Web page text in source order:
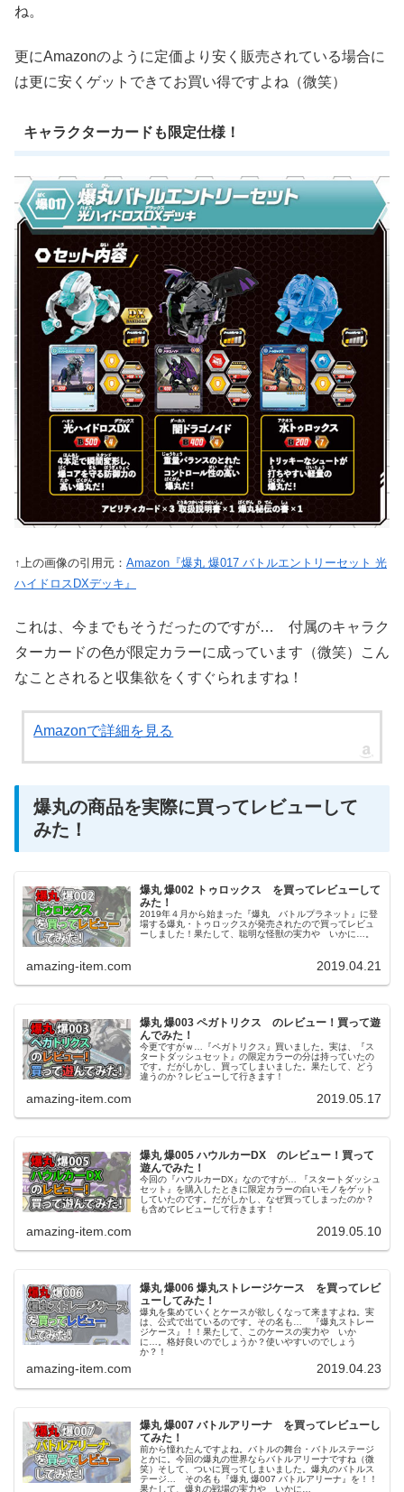
ね。
更にAmazonのように定価より安く販売されている場合に
は更に安くゲットできてお買い得ですよね（微笑）
キャラクターカードも限定仕様！
↑上の画像の引用元： Amazon『爆丸 爆017 バトルエントリーセット 光
ハイドロスDXデッキ』
これは、今までもそうだったのですが… 付属のキャラク
ターカードの色が限定カラーに成っています（微笑）こん
なことされると収集欲をくすぐられますね！
Amazonで詳細を見る
爆丸の商品を実際に買ってレビューして
みた！
爆丸 爆002 トゥロックス を買ってレビューして
みた！
2019年４月から始まった『爆丸 バトルプラネット』に登
場する爆丸・トゥロックスが発売されたので買ってレビュ
ーしました！果たして、聡明な怪獣の実力や いかに…。
amazing-item.com 2019.04.21
爆丸 爆003 ペガトリクス のレビュー！買って遊
んでみた！
今更ですがｗ…『ペガトリクス』買いました。実は、『ス
タートダッシュセット』の限定カラーの分は持っていたの
です。だがしかし、買ってしまいました。果たして、どう
違うのか？レビューして行きます！
amazing-item.com 2019.05.17
爆丸 爆005 ハウルカーDX のレビュー！買って
遊んでみた！
今回の『ハウルカーDX』なのですが… 『スタートダッシュ
セット』を購入したときに限定カラーの白いモノをゲット
していたのです。だがしかし、なぜ買ってしまったのか？
も含めてレビューして行きます！
amazing-item.com 2019.05.10
爆丸 爆006 爆丸ストレージケース を買ってレビ
ューしてみた！
爆丸を集めていくとケースが欲しくなって来ますよね。実
は、公式で出ているのです。その名も… 『爆丸ストレー
ジケース』！！果たして、このケースの実力や いか
に…。格好良いのでしょうか？使いやすいのでしょう
か？！
amazing-item.com 2019.04.23
爆丸 爆007 バトルアリーナ を買ってレビューし
てみた！
前から憧れたんですよね。バトルの舞台・バトルステージ
とかに。今回の爆丸の世界ならバトルアリーナですね（微
笑）そして、ついに買ってしまいました。爆丸のバトルス
テージ… その名も『爆丸 爆007 バトルアリーナ』を！！
果たして、爆丸の戦場の実力や いかに…